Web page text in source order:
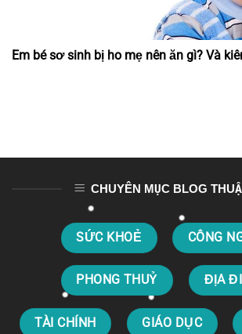
Em bé sơ sinh bị ho mẹ nên ăn gì? Và
CHUYÊN MỤC BLOG
SỨC KHOẺ CÔNG
PHONG THUỶ ĐỊA
TÀI CHÍNH GIÁO DỤC